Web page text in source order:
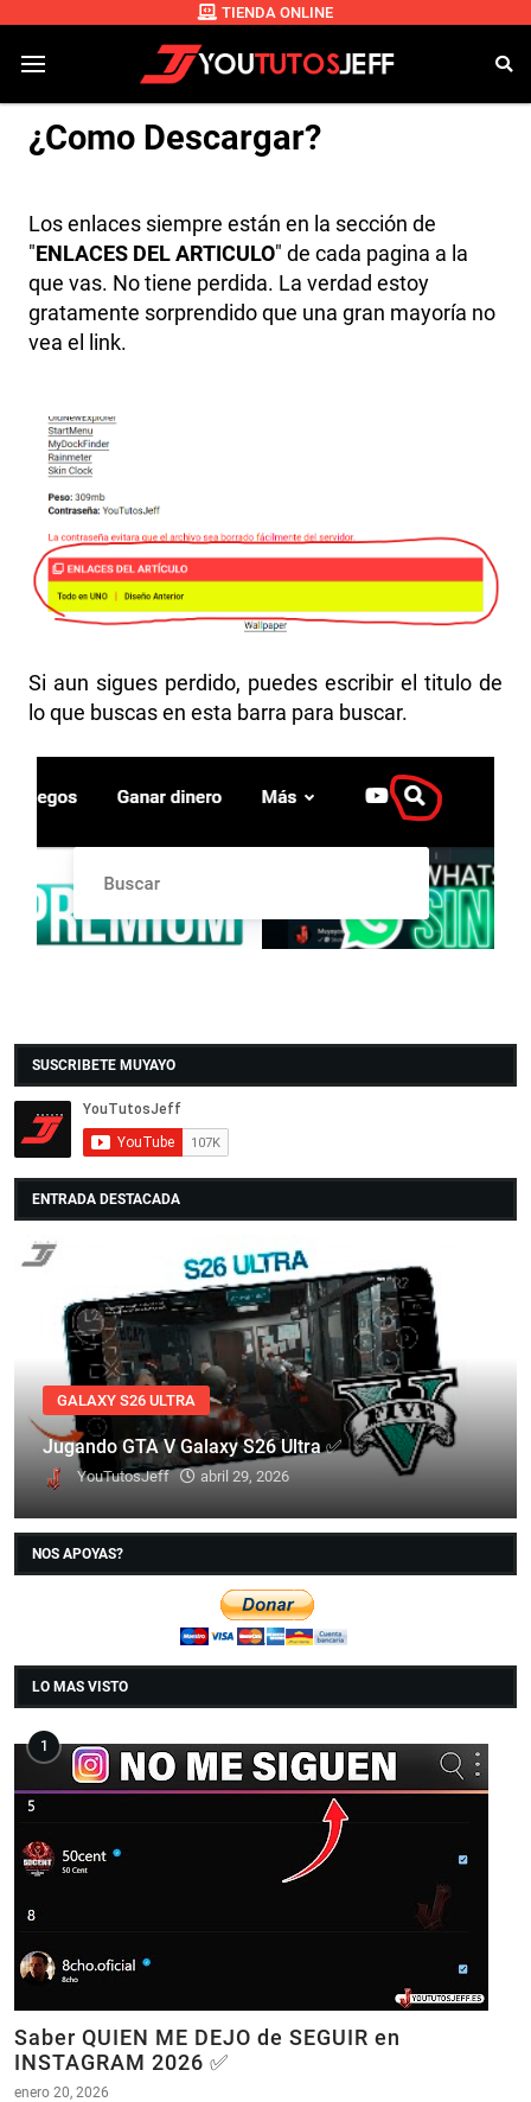
TIENDA ONLINE
¿Como Descargar?
Los enlaces siempre están en la sección de
"ENLACES DEL ARTICULO" de cada pagina a la
que vas. No tiene perdida. La verdad estoy
gratamente sorprendido que una gran mayoría no
vea el link.
Si aun sigues perdido, puedes escribir el titulo de
lo que buscas en esta barra para buscar.
SUSCRIBETE MUYAYO
ENTRADA DESTACADA
GALAXY S26 ULTRA
Jugando GTA V Galaxy S26 Ultra ✅
YouTutosJeff abril 29, 2026
NOS APOYAS?
LO MAS VISTO
Saber QUIEN ME DEJO de SEGUIR en
INSTAGRAM 2026 ✅
enero 20, 2026